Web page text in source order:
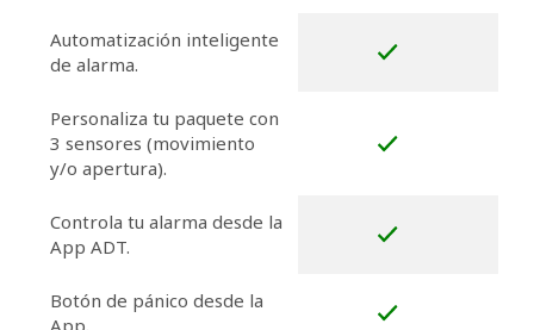
Automatización inteligente
de alarma.
Personaliza tu paquete con
3 sensores (movimiento
y/o apertura).
Controla tu alarma desde la
App ADT.
Botón de pánico desde la